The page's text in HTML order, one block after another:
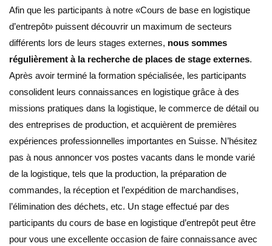
Afin que les participants à notre «Cours de base en logistique
d’entrepôt» puissent découvrir un maximum de secteurs
différents lors de leurs stages externes, nous sommes
régulièrement à la recherche de places de stage externes.
Après avoir terminé la formation spécialisée, les participants
consolident leurs connaissances en logistique grâce à des
missions pratiques dans la logistique, le commerce de détail ou
des entreprises de production, et acquièrent de premières
expériences professionnelles importantes en Suisse. N’hésitez
pas à nous annoncer vos postes vacants dans le monde varié
de la logistique, tels que la production, la préparation de
commandes, la réception et l’expédition de marchandises,
l’élimination des déchets, etc. Un stage effectué par des
participants du cours de base en logistique d’entrepôt peut être
pour vous une excellente occasion de faire connaissance avec